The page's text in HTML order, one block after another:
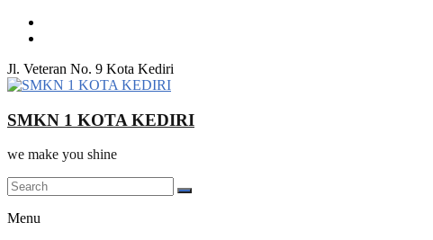
Skip
Jl. Veteran No. 9 Kota Kediri
SMKN 1 KOTA KEDIRI
we make you shine
Menu